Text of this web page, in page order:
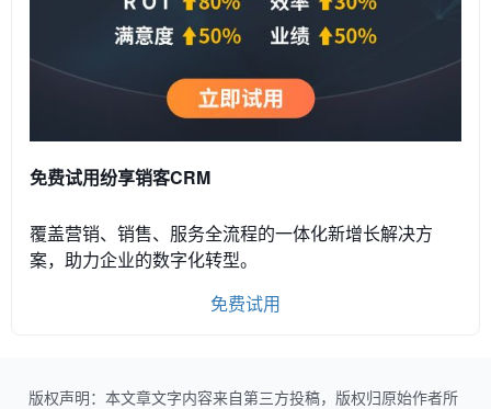
免费试用纷享销客CRM
覆盖营销、销售、服务全流程的一体化新增长解决方
案，助力企业的数字化转型。
免费试用
版权声明：本文章文字内容来自第三方投稿，版权归原始作者所